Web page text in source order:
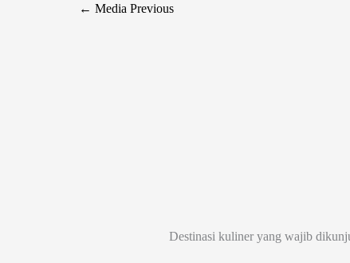
← Media Previous
Destinasi kuliner yang wajib